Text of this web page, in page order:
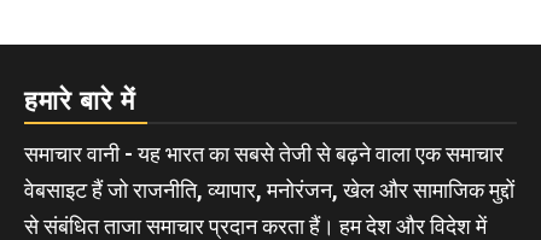
हमारे बारे में
समाचार वानी - यह भारत का सबसे तेजी से बढ़ने वाला एक समाचार
वेबसाइट हैं जो राजनीति, व्यापार, मनोरंजन, खेल और सामाजिक मुद्दों
से संबंधित ताजा समाचार प्रदान करता हैं। हम देश और विदेश में